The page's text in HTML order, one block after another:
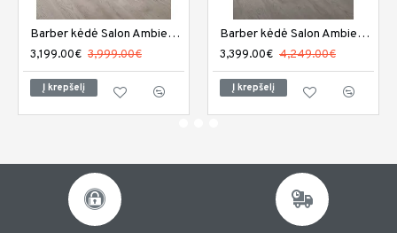
Barber kėdė Salon Ambience Elite
3,199.00€ 3,999.00€
Į krepšelį
Barber kėdė Salon Ambience Elite plius
3,399.00€ 4,249.00€
Į krepšelį